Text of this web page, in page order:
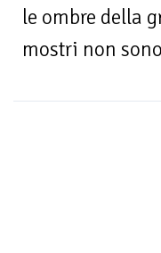
le ombre della
mostri non